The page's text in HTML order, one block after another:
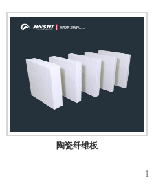
陶瓷纤维板
1